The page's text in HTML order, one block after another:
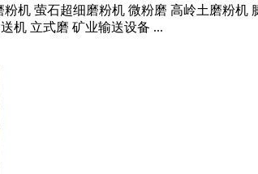
机 萤石超细磨粉机 微粉磨 高岭土磨粉
机 立式磨 矿业输送设备 ...